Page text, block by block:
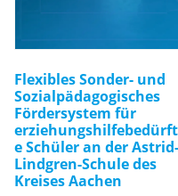
Flexibles Sonder- und
Sozialpädagogisches
Fördersystem für
e Schüler an der Astrid-
Lindgren-Schule des
Kreises Aachen